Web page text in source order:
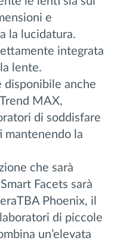
e
la lucidatura.
integrata
lente.
disponibile anche
MAX,
di soddisfare
la
che sarà
Facets sarà
Phoenix, il
di piccole
un’elevata